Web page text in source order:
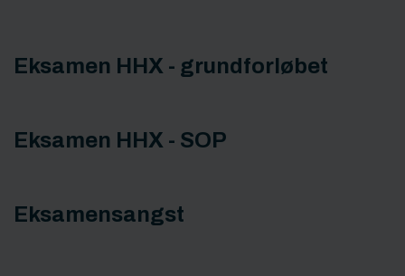
Eksamen HHX - grundforløbet
Eksamen HHX - SOP
Eksamensangst